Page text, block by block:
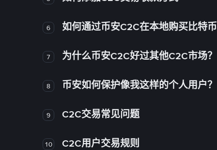
6 如何通过币安C2C在本地购买比特
7 为什么币安C2C好过其他C2C市场？
8 币安如何保护像我这样的个人用户？
9 C2C交易常见问题
10 C2C用户交易规则